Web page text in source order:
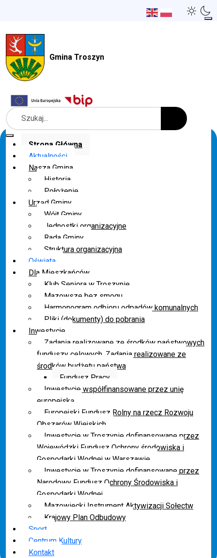
Gmina Troszyn
Szukaj
Strona Główna
Aktualności
Nasza Gmina
Historia
Położenie
Urząd Gminy
Wójt Gminy
Jednostki organizacyjne
Rada Gminy
Struktura organizacyjna
Oświata
Dla Mieszkańców
Klub Seniora w Troszynie
Mazowsze bez smogu
Harmonogram odbioru odpadów komunalnych
Pliki (dokumenty) do pobrania
Inwestycje
Zadania realizowane ze środków państwowych
funduszy celowych. Zadania realizowane ze
środków budżetu państwa
Fundusz Pracy
Inwestycje współfinansowane przez unię
europejską
Europejski Fundusz Rolny na rzecz Rozwoju
Obszarów Wiejskich
Inwestycje w Troszynie dofinansowane przez
Wojewódzki Fundusz Ochrony środowiska i
Gospodarki Wodnej w Warszawie
Inwestycje w Troszynie dofinansowane przez
Narodowy Fundusz Ochrony Środowiska i
Gospodarki Wodnej
Mazowiecki Instrument Aktywizacji Sołectw
Krajowy Plan Odbudowy
Sport
Centrum Kultury
Kontakt